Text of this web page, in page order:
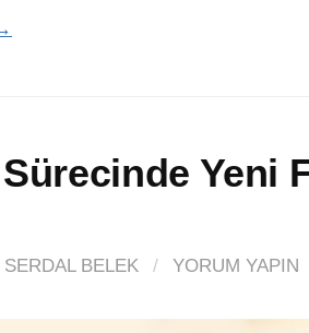
Yeni
SERDAL BELEK / YORUM YAPIN